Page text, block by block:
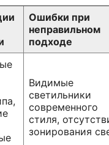
Ошибки при
неправильном
подходе
Видимые
светильники
современного
стиля,
зонирования